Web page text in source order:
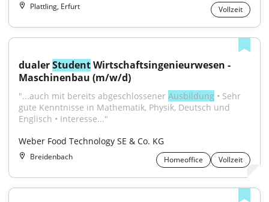
Plattling, Erfurt Vollzeit
dualer Student Wirtschaftsingenieurwesen -
Maschinenbau (m/w/d)
"...auch mit bereits abgeschlossener Ausbildung • Sehr
gute Kenntnisse in Mathematik, Physik, Deutsch und
Englisch • Interesse..."
Weber Food Technology SE & Co. KG
Breidenbach Homeoffice Vollzeit